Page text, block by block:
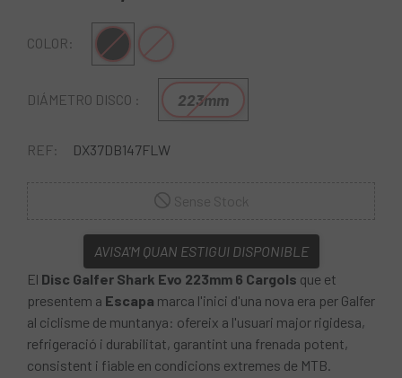
COLOR: Negre
DIÁMETRO DISCO : 223mm
REF: DX37DB147FLW
AVISA'M QUAN ESTIGUI DISPONIBLE
El Disc Galfer Shark Evo 223mm 6 Cargols que et
presentem a Escapa marca l'inici d'una nova era per Galfer
al ciclisme de muntanya: ofereix a l'usuari major rigidesa,
refrigeració i durabilitat, garantint una frenada potent,
consistent i fiable en condicions extremes de MTB.